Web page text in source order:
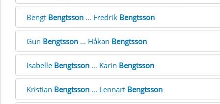
Bengt Bengtsson ... Fredrik Bengtsson
Gun Bengtsson ... Håkan Bengtsson
Isabelle Bengtsson ... Karin Bengtsson
Kristian Bengtsson ... Lennart Bengtsson